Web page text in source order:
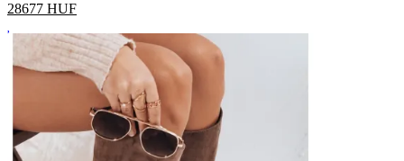
28677 HUF